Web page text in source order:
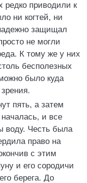
редко приводили к
ни когтей, ни
защищал
не могли
К тому же у них
бесполезных
было куда
пять, а затем
и все
воду. Честь была
право на
с этим
и его сородичи
берега. До